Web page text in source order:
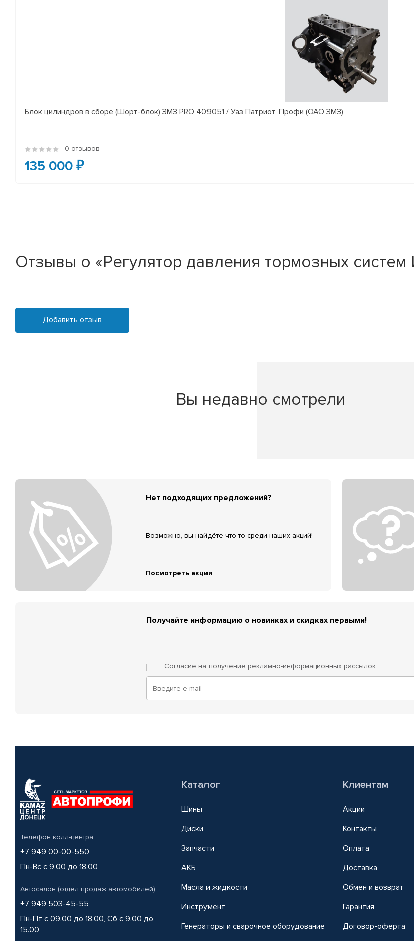
Блок цилиндров в сборе (Шорт-блок) ЗМЗ PRO 409051 / Уаз Патриот, Профи (ОАО ЗМЗ)
0 отзывов
135 000 ₽
Отзывы о «Регулятор давления тормозных
Добавить отзыв
Вы недавно смотрели
Нет подходящих предложений?
Возможно, вы найдёте что-то среди наших акций!
Посмотреть акции
Получайте информацию о новинках и скидках первыми!
Согласие на получение рекламно-информационных рассылок
Телефон колл-центра
+7 949 00-00-550
Пн-Вс с 9.00 до 18.00
Автосалон (отдел продаж автомобилей)
+7 949 503-45-55
Пн-Пт с 09.00 до 18.00, Сб с 9.00 до
15.00
Каталог
Шины
Диски
Запчасти
АКБ
Масла и жидкости
Инструмент
Генераторы и сварочное оборудование
Клиентам
Акции
Контакты
Оплата
Доставка
Обмен и возврат
Гарантия
Договор-оферта